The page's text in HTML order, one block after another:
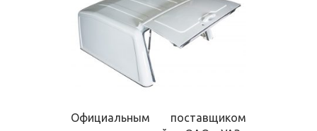
Официальным поставщиком